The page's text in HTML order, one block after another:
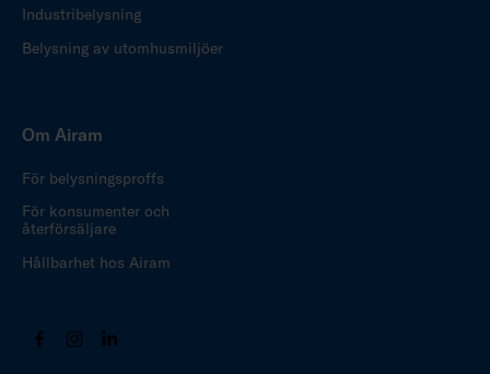
Industribelysning
Belysning av utomhusmiljöer
Om Airam
För belysningsproffs
För konsumenter och
återförsäljare
Hållbarhet hos Airam